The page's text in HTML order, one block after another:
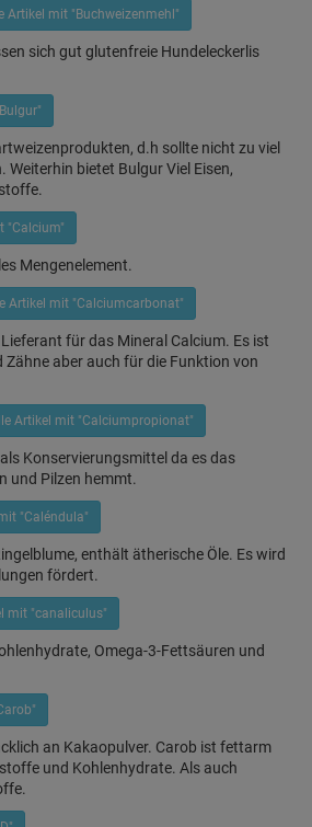
Artikel mit "Buchweizenmehl"
sich gut glutenfreie Hundeleckerlis
d.h sollte nicht zu viel
bietet Bulgur Viel Eisen,
"Calcium"
Mengenelement.
Artikel mit "Calciumcarbonat"
für das Mineral Calcium. Es ist
aber auch für die Funktion von
Artikel mit "Calciumpropionat"
Konservierungsmittel da es das
und Pilzen hemmt.
"Caléndula"
enthält ätherische Öle. Es wird
fördert.
mit "canaliculus"
Omega-3-Fettsäuren und
an Kakaopulver. Carob ist fettarm
und Kohlenhydrate. Als auch